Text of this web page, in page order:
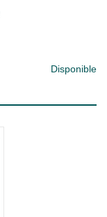
Disponible